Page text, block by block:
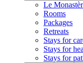
Le
Rooms
Packages
Retreats
Stays for
Stays for
Stays for